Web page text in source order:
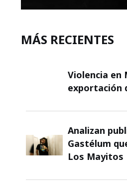
MÁS RECIENTES
Violencia en
exportación
Analizan
Gastélum
Los Mayitos